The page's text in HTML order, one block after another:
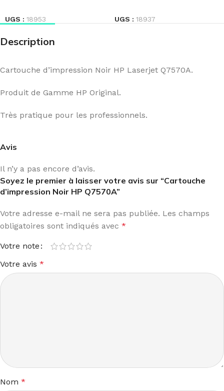
UGS : 18953 UGS : 18937
Description
Cartouche d’impression Noir HP Laserjet Q7570A.
Produit de Gamme HP Original.
Très pratique pour les professionnels.
Avis
Il n’y a pas encore d’avis.
Soyez le premier à laisser votre avis sur “Cartouche
d’impression Noir HP Q7570A”
Votre adresse e-mail ne sera pas publiée. Les champs
obligatoires sont indiqués avec *
Votre note
Votre avis *
Nom *